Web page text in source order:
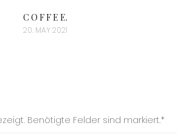
C O F F E E.
20. MAY 2021
Benötigte Felder sind markiert.*